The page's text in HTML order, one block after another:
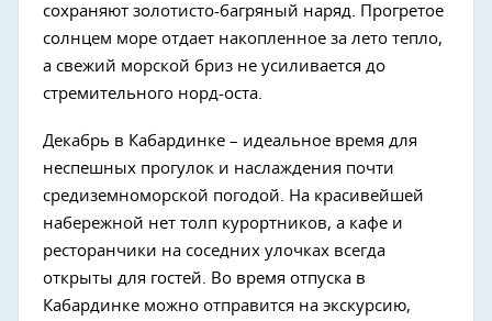
сохраняют золотисто-багряный наряд. Прогретое
солнцем море отдает накопленное за лето тепло,
а свежий морской бриз не усиливается до
стремительного норд-оста.
Декабрь в Кабардинке – идеальное время для
неспешных прогулок и наслаждения почти
средиземноморской погодой. На красивейшей
набережной нет толп курортников, а кафе и
ресторанчики на соседних улочках всегда
открыты для гостей. Во время отпуска в
Кабардинке можно отправится на экскурсию,